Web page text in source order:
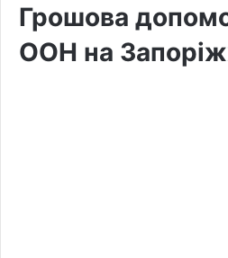
Грошова
ООН на